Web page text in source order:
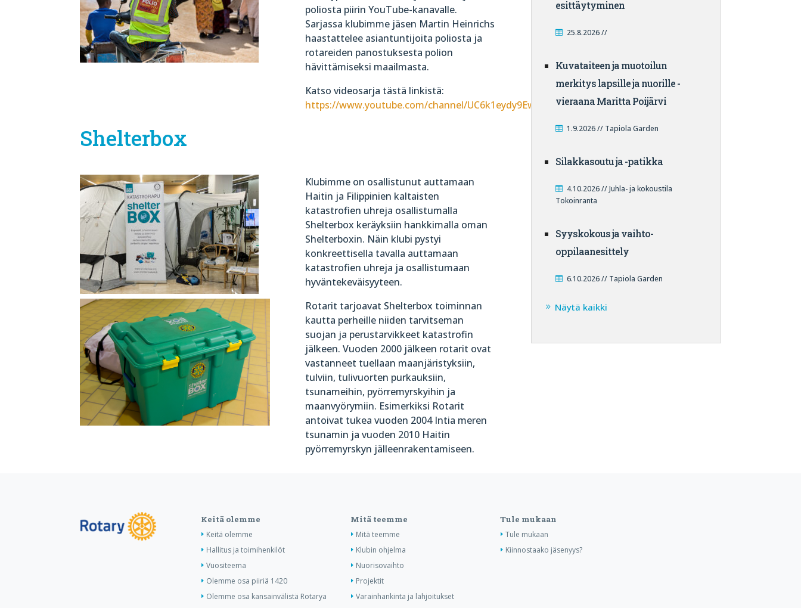
poliosta piirin YouTube-kanavalle.
Sarjassa klubimme jäsen Martin Heinrichs
haastattelee asiantuntijoita poliosta ja
rotareiden panostuksesta polion
hävittämiseksi maailmasta.
Katso videosarja tästä linkistä:
https://www.youtube.com/channel/UC6k1eydy9EwPYsdfl_w9I2Q/videos
Shelterbox
Klubimme on osallistunut auttamaan
Haitin ja Filippinien kaltaisten
katastrofien uhreja osallistumalla
Shelterbox keräyksiin hankkimalla oman
Shelterboxin. Näin klubi pystyi
konkreettisella tavalla auttamaan
katastrofien uhreja ja osallistumaan
hyväntekeväisyyteen.
Rotarit tarjoavat Shelterbox toiminnan
kautta perheille niiden tarvitseman
suojan ja perustarvikkeet katastrofin
jälkeen. Vuoden 2000 jälkeen rotarit ovat
vastanneet tuellaan maanjäristyksiin,
tulviin, tulivuorten purkauksiin,
tsunameihin, pyörremyrskyihin ja
maanvyörymiin. Esimerkiksi Rotarit
antoivat tukea vuoden 2004 Intia meren
tsunamin ja vuoden 2010 Haitin
pyörremyrskyn jälleenrakentamiseen.
esittäytyminen
25.8.2026 //
Kuvataiteen ja muotoilun
merkitys lapsille ja nuorille -
vieraana Maritta Poijärvi
1.9.2026 // Tapiola Garden
Silakkasoutu ja -patikka
4.10.2026 // Juhla- ja kokoustila
Tokoinranta
Syyskokous ja vaihto-
oppilaanesittely
6.10.2026 // Tapiola Garden
Näytä kaikki
Keitä olemme
Keitä olemme
Hallitus ja toimihenkilöt
Vuositeema
Olemme osa piiriä 1420
Olemme osa kansainvälistä Rotarya
Mitä teemme
Mitä teemme
Klubin ohjelma
Nuorisovaihto
Projektit
Varainhankinta ja lahjoitukset
Tule mukaan
Tule mukaan
Kiinnostaako jäsenyys?